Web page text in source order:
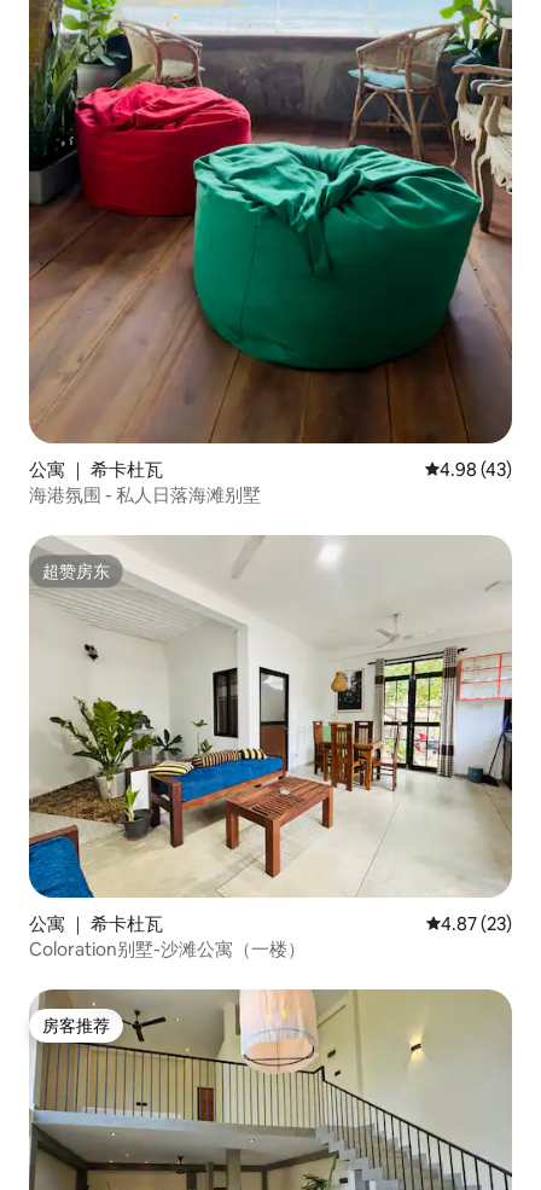
公寓 ｜ 希卡杜瓦 平均评分
4.98 (43)
海港氛围 - 私人日落海滩别墅
超赞房东
超赞房东
公寓 ｜ 希卡杜瓦 平均评分
4.87 (23)
Coloration别墅-沙滩公寓（一楼）
房客推荐
房客推荐